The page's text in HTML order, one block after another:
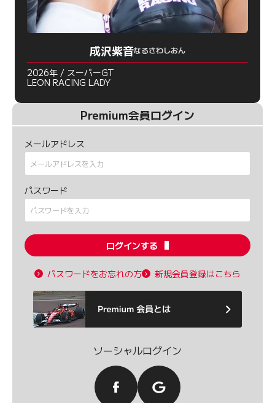
成沢紫音なるさわしおん
2026年 / スーパーGT
LEON RACING LADY
Premium会員ログイン
メールアドレス
パスワード
ログインする
パスワードをお忘れの方 新規会員登録はこちら
ソーシャルログイン